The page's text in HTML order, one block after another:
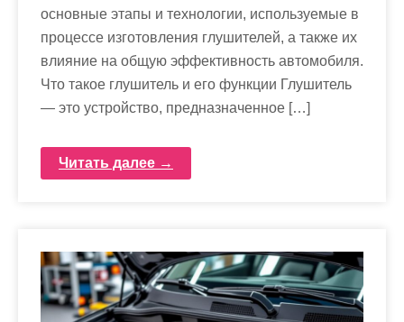
основные этапы и технологии, используемые в
процессе изготовления глушителей, а также их
влияние на общую эффективность автомобиля.
Что такое глушитель и его функции Глушитель
— это устройство, предназначенное […]
Читать далее →